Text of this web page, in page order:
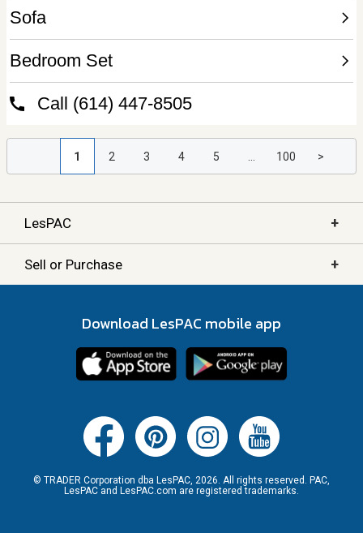
1 2 3 4 5 100 >
LesPAC +
Sell or Purchase +
Download LesPAC mobile app
© TRADER Corporation dba LesPAC, 2026. All rights reserved. PAC,
LesPAC and LesPAC.com are registered trademarks.